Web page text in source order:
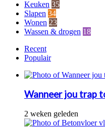
Keuken 35
Slapen 34
Wonen 23
Wassen & drogen 18
Recent
Populair
Wanneer jou trap
2 weken geleden